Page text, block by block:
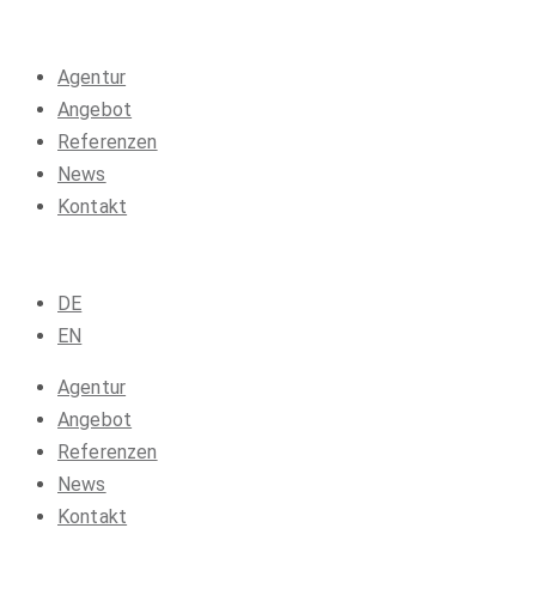
Agentur
Angebot
Referenzen
News
Kontakt
DE
EN
Agentur
Angebot
Referenzen
News
Kontakt